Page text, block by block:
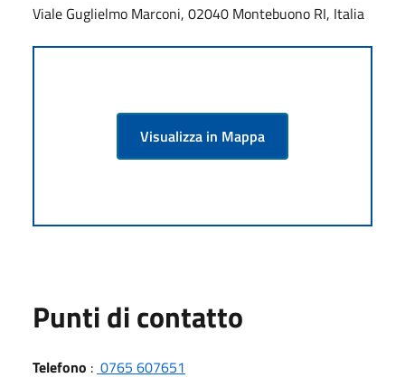
Viale Guglielmo Marconi, 02040 Montebuono RI, Italia
Visualizza in Mappa
Punti di contatto
Telefono : 0765 607651